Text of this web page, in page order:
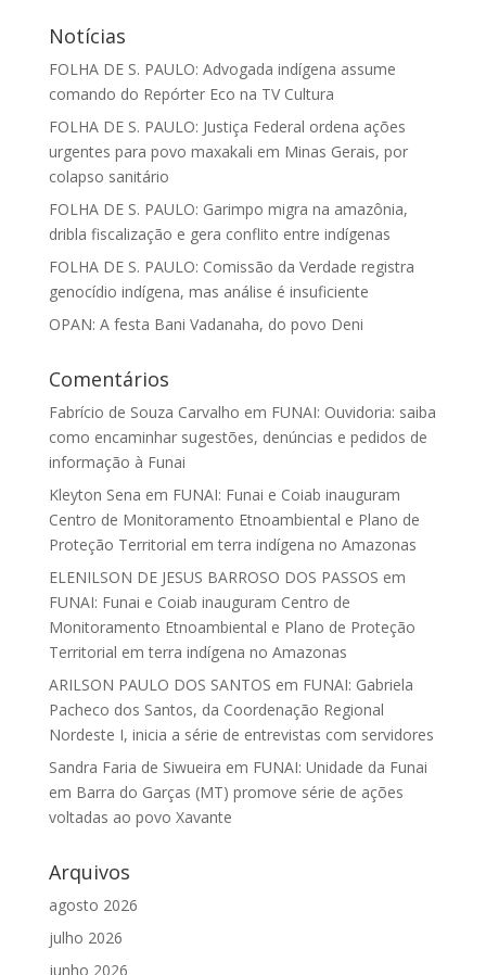
Notícias
FOLHA DE S. PAULO: Advogada indígena assume
comando do Repórter Eco na TV Cultura
FOLHA DE S. PAULO: Justiça Federal ordena ações
urgentes para povo maxakali em Minas Gerais, por
colapso sanitário
FOLHA DE S. PAULO: Garimpo migra na amazônia,
dribla fiscalização e gera conflito entre indígenas
FOLHA DE S. PAULO: Comissão da Verdade registra
genocídio indígena, mas análise é insuficiente
OPAN: A festa Bani Vadanaha, do povo Deni
Comentários
Fabrício de Souza Carvalho em FUNAI: Ouvidoria: saiba
como encaminhar sugestões, denúncias e pedidos de
informação à Funai
Kleyton Sena em FUNAI: Funai e Coiab inauguram
Centro de Monitoramento Etnoambiental e Plano de
Proteção Territorial em terra indígena no Amazonas
ELENILSON DE JESUS BARROSO DOS PASSOS em
FUNAI: Funai e Coiab inauguram Centro de
Monitoramento Etnoambiental e Plano de Proteção
Territorial em terra indígena no Amazonas
ARILSON PAULO DOS SANTOS em FUNAI: Gabriela
Pacheco dos Santos, da Coordenação Regional
Nordeste I, inicia a série de entrevistas com servidores
Sandra Faria de Siwueira em FUNAI: Unidade da Funai
em Barra do Garças (MT) promove série de ações
voltadas ao povo Xavante
Arquivos
agosto 2026
julho 2026
junho 2026